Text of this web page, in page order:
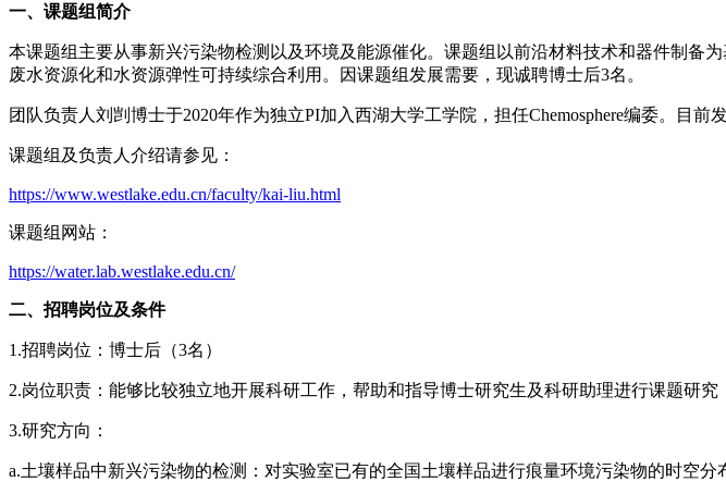
一、课题组简介
本课题组主要从事新兴污染物检测以及环境及能源催化。课题组以前沿材料技术和器件制备
废水资源化和水资源弹性可持续综合利用。因课题组发展需要，现诚聘博士后3名。
团队负责人刘剀博士于2020年作为独立PI加入西湖大学工学院，担任Chemosphere编委。目前
课题组及负责人介绍请参见：
https://www.westlake.edu.cn/faculty/kai-liu.html
课题组网站：
https://water.lab.westlake.edu.cn/
二、招聘岗位及条件
1.招聘岗位：博士后（3名）
2.岗位职责：能够比较独立地开展科研工作，帮助和指导博士研究生及科研助理进行课题研究
3.研究方向：
a.土壤样品中新兴污染物的检测：对实验室已有的全国土壤样品进行痕量环境污染物的时空分